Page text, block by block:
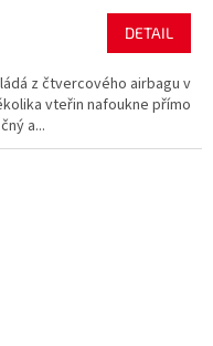
DETAIL
z čtvercového airbagu v
vteřin nafoukne přímo
a...